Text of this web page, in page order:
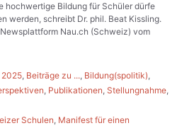
hochwertige Bildung für Schüler dürfe
werden, schreibt Dr. phil. Beat Kissling.
Nau.ch (Schweiz) vom
2025, Beiträge zu ..., Bildung(spolitik),
, Publikationen, Stellungnahme,
Schulen, Manifest für einen